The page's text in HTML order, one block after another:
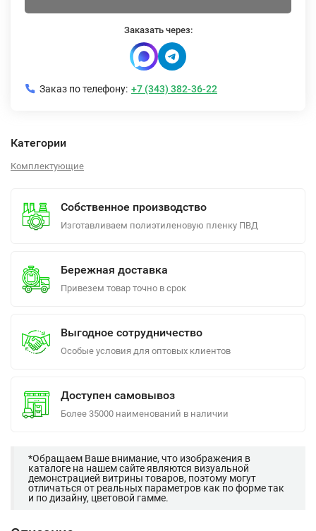
Заказать через:
Заказ по телефону: +7 (343) 382-36-22
Категории
Комплектующие
Собственное производство
Изготавливаем полиэтиленовую пленку ПВД
Бережная доставка
Привезем товар точно в срок
Выгодное сотрудничество
Особые условия для оптовых клиентов
Доступен самовывоз
Более 35000 наименований в наличии
*Обращаем Ваше внимание, что изображения в
каталоге на нашем сайте являются визуальной
демонстрацией витрины товаров, поэтому могут
отличаться от реальных параметров как по форме так
и по дизайну, цветовой гамме.